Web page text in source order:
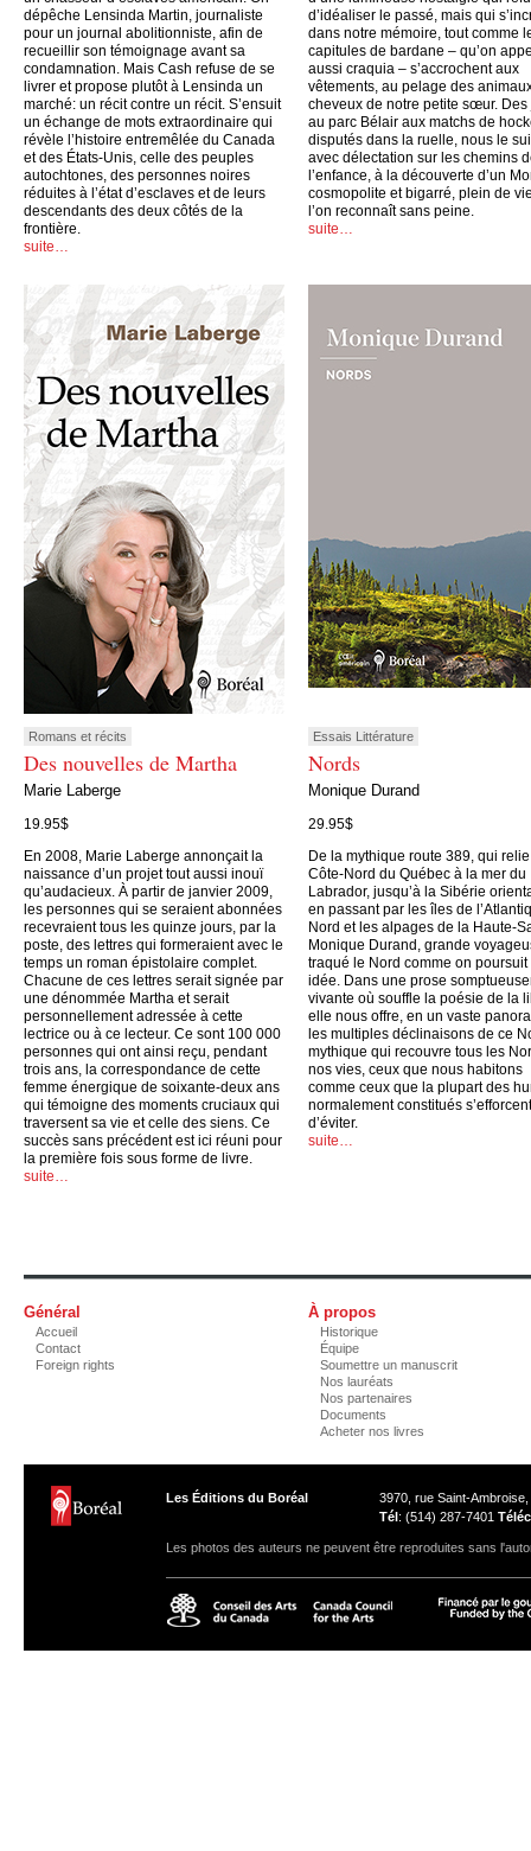
dépêche Lensinda Martin, journaliste
pour un journal abolitionniste, afin de
recueillir son témoignage avant sa
condamnation. Mais Cash refuse de se
livrer et propose plutôt à Lensinda un
marché: un récit contre un récit. S’ensuit
un échange de mots extraordinaire qui
révèle l’histoire entremêlée du Canada
et des États-Unis, celle des peuples
autochtones, des personnes noires
réduites à l’état d’esclaves et de leurs
descendants des deux côtés de la
frontière.
suite…
d’idéaliser le passé, mais qui
dans notre mémoire, tout comme
capitules de bardane – qu’on
aussi craquia – s’accrochent aux
vêtements, au pelage des
cheveux de notre petite sœur. Des
au parc Bélair aux matchs de
disputés dans la ruelle, nous le
avec délectation sur les chemins
l’enfance, à la découverte d’un
cosmopolite et bigarré, plein de
l’on reconnaît sans peine.
suite…
Romans et récits
Des nouvelles de Martha
Marie Laberge
19.95$
En 2008, Marie Laberge annonçait la
naissance d’un projet tout aussi inouï
qu’audacieux. À partir de janvier 2009,
les personnes qui se seraient abonnées
recevraient tous les quinze jours, par la
poste, des lettres qui formeraient avec le
temps un roman épistolaire complet.
Chacune de ces lettres serait signée par
une dénommée Martha et serait
personnellement adressée à cette
lectrice ou à ce lecteur. Ce sont 100 000
personnes qui ont ainsi reçu, pendant
trois ans, la correspondance de cette
femme énergique de soixante-deux ans
qui témoigne des moments cruciaux qui
traversent sa vie et celle des siens. Ce
succès sans précédent est ici réuni pour
la première fois sous forme de livre.
suite…
Essais Littérature
Nords
Monique Durand
29.95$
De la mythique route 389, qui
Côte-Nord du Québec à la mer du
Labrador, jusqu’à la Sibérie
en passant par les îles de
Nord et les alpages de la Haute-
Monique Durand, grande
traqué le Nord comme on poursuit
idée. Dans une prose
vivante où souffle la poésie de la
elle nous offre, en un vaste
les multiples déclinaisons de ce
mythique qui recouvre tous les
nos vies, ceux que nous habitons
comme ceux que la plupart des
normalement constitués s’efforcent
d’éviter.
suite…
Général
Accueil
Contact
Foreign rights
À propos
Historique
Équipe
Soumettre un manuscrit
Nos lauréats
Nos partenaires
Documents
Acheter nos livres
Les Éditions du Boréal
3970, rue Saint-
Tél: (514) 287-7401 Téléc
Les photos des auteurs ne peuvent être reproduites sans